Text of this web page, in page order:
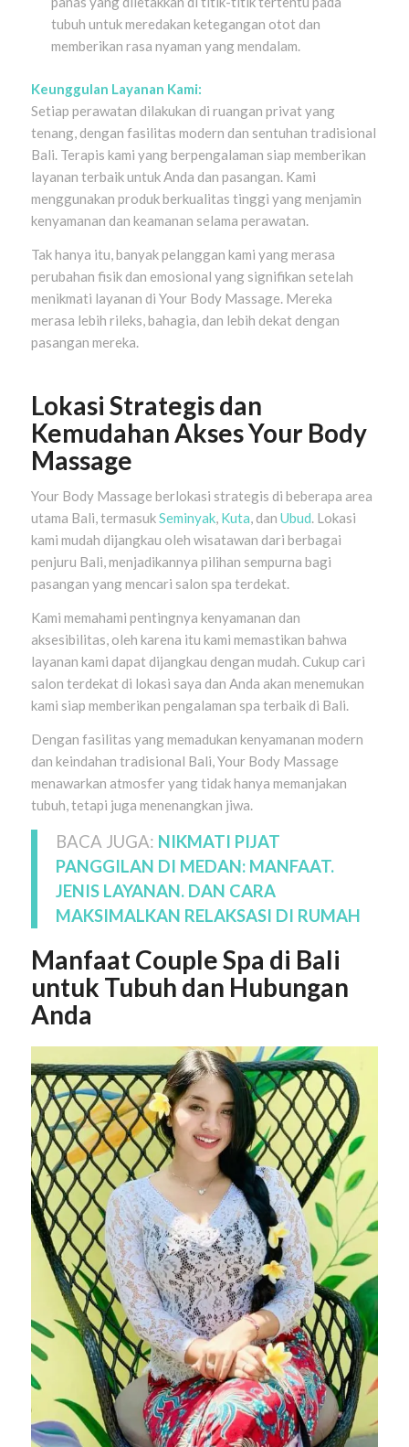
tubuh untuk meredakan ketegangan otot dan
memberikan rasa nyaman yang mendalam.
Keunggulan Layanan Kami:
Setiap perawatan dilakukan di ruangan privat yang
tenang, dengan fasilitas modern dan sentuhan tradisional
Bali. Terapis kami yang berpengalaman siap memberikan
layanan terbaik untuk Anda dan pasangan. Kami
menggunakan produk berkualitas tinggi yang menjamin
kenyamanan dan keamanan selama perawatan.
Tak hanya itu, banyak pelanggan kami yang merasa
perubahan fisik dan emosional yang signifikan setelah
menikmati layanan di Your Body Massage. Mereka
merasa lebih rileks, bahagia, dan lebih dekat dengan
pasangan mereka.
Lokasi Strategis dan
Kemudahan Akses Your Body
Massage
Your Body Massage berlokasi strategis di beberapa area
utama Bali, termasukSeminyak, Kuta, dan Ubud. Lokasi
kami mudah dijangkau oleh wisatawan dari berbagai
penjuru Bali, menjadikannya pilihan sempurna bagi
pasangan yang mencari salon spa terdekat.
Kami memahami pentingnya kenyamanan dan
aksesibilitas, oleh karena itu kami memastikan bahwa
layanan kami dapat dijangkau dengan mudah. Cukup cari
salon terdekat di lokasi saya dan Anda akan menemukan
kami siap memberikan pengalaman spa terbaik di Bali.
Dengan fasilitas yang memadukan kenyamanan modern
dan keindahan tradisional Bali, Your Body Massage
menawarkan atmosfer yang tidak hanya memanjakan
tubuh, tetapi juga menenangkan jiwa.
BACA JUGA: NIKMATI PIJAT
PANGGILAN DI MEDAN: MANFAAT.
JENIS LAYANAN. DAN CARA
MAKSIMALKAN RELAKSASI DI RUMAH
Manfaat Couple Spa di Bali
untuk Tubuh dan Hubungan
Anda